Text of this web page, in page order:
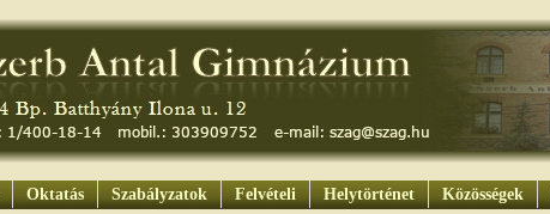
Oktatás Szabályzatok Felvételi Helytörténet Közösségek